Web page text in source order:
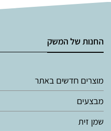
החנות של המשק
מוצרים חדשים באתר
מבצעים
שמן זית